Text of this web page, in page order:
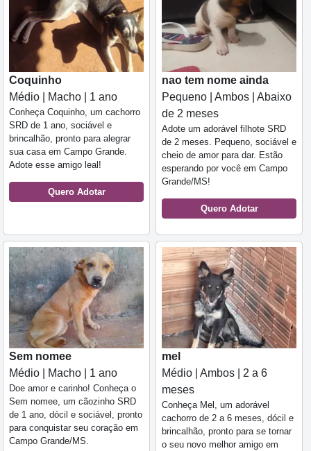
Coquinho
Médio | Macho | 1 ano
Conheça Coquinho, um cachorro
SRD de 1 ano, sociável e
brincalhão, pronto para alegrar
sua casa em Campo Grande.
Adote esse amigo leal!
Quero Adotar
nao tem nome ainda
Pequeno | Ambos | Abaixo
de 2 meses
Adote um adorável filhote SRD
de 2 meses. Pequeno, sociável e
cheio de amor para dar. Estão
esperando por você em Campo
Grande/MS!
Quero Adotar
Sem nomee
Médio | Macho | 1 ano
Doe amor e carinho! Conheça o
Sem nomee, um cãozinho SRD
de 1 ano, dócil e sociável, pronto
para conquistar seu coração em
Campo Grande/MS.
mel
Médio | Ambos | 2 a 6
meses
Conheça Mel, um adorável
cachorro de 2 a 6 meses, dócil e
brincalhão, pronto para se tornar
o seu novo melhor amigo em